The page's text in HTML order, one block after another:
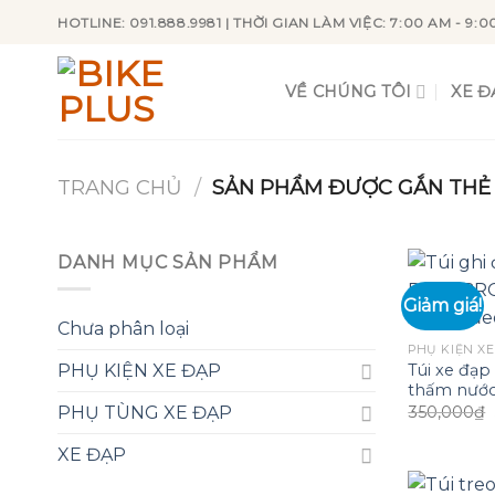
content
HOTLINE: 091.888.9981 | THỜI GIAN LÀM VIỆC: 7:00 AM -
VỀ CHÚNG TÔI XE
TRANG CHỦ / SẢN PHẨM ĐƯỢC GẮN
DANH MỤC SẢN PHẨM
Chưa phân loại
PHỤ KIỆN XE ĐẠP
PHỤ TÙNG XE ĐẠP
XE ĐẠP
Giảm giá!
PHỤ KIỆN
Túi xe đạp
thấm
350,000₫